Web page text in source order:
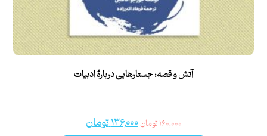
آتش و قصه: جستارهایی دربارۀ ادبیات
۱۶۰,۰۰۰تومان۱۳۶,۰۰۰تومان